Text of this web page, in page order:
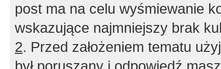
post ma na celu wyśmiewanie
wskazujące najmniejszy brak
2. Przed założeniem tematu